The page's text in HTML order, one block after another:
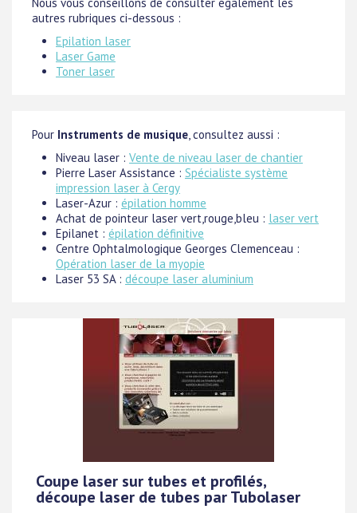
autres rubriques ci-dessous :
Epilation laser
Laser Game
Toner laser
Pour Instruments de musique , consultez aussi :
Niveau laser : Vente de niveau laser de chantier
Pierre Laser Assistance : Spécialiste système
impression laser à Cergy
Laser-Azur : épilation homme
Achat de pointeur laser vert,rouge,bleu : laser vert
Epilanet : épilation définitive
Centre Ophtalmologique Georges Clemenceau :
Opération laser de la myopie
Laser 53 SA : découpe laser aluminium
Coupe laser sur tubes et profilés,
découpe laser de tubes par Tubolaser